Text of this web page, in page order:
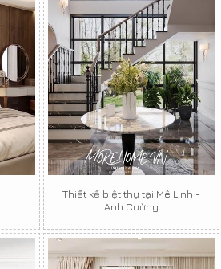
Thiết kế biệt thự tại Mê Linh -
Anh Cường